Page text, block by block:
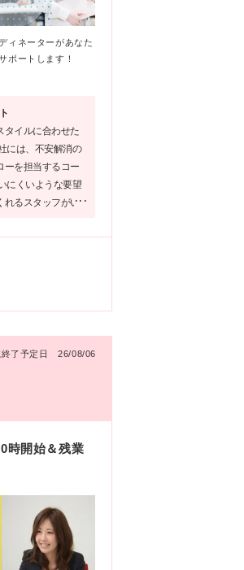
ィネーターがあなた
ポートします！
タイルに合わせた
には、不安解消の
ーを担当するコー
にくいような要望
るスタッフがい
終了予定日 26/08/06
時開始＆残業